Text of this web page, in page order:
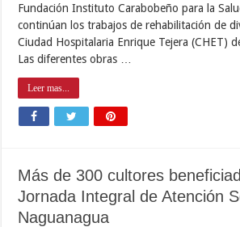
Fundación Instituto Carabobeño para la
continúan los trabajos de rehabilitación de
Ciudad Hospitalaria Enrique Tejera (CHET)
Las diferentes obras …
Leer mas...
Más de 300 cultores
Jornada Integral de Atención
Naguanagua